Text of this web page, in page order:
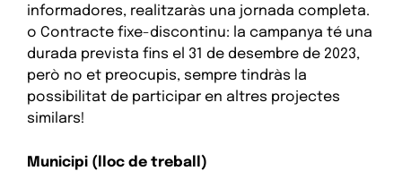
informadores, realitzaràs una jornada completa.
o Contracte fixe-discontinu: la campanya té una
durada prevista fins el 31 de desembre de 2023,
però no et preocupis, sempre tindràs la
possibilitat de participar en altres projectes
similars!
Municipi (lloc de treball)